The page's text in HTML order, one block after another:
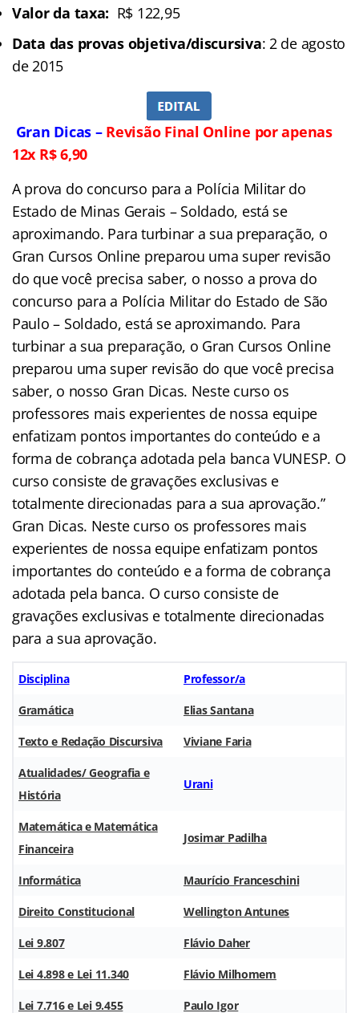
Valor da taxa: R$ 122,95
Data das provas objetiva/discursiva: 2 de agosto
de 2015
Gran Dicas –Revisão Final Online por apenas
12x R$ 6,90
A prova do concurso para a Polícia Militar do
Estado de Minas Gerais – Soldado, está se
aproximando. Para turbinar a sua preparação, o
Gran Cursos Online preparou uma super revisão
do que você precisa saber, o nosso a prova do
concurso para a Polícia Militar do Estado de São
Paulo – Soldado, está se aproximando. Para
turbinar a sua preparação, o Gran Cursos Online
preparou uma super revisão do que você precisa
saber, o nosso Gran Dicas. Neste curso os
professores mais experientes de nossa equipe
enfatizam pontos importantes do conteúdo e a
forma de cobrança adotada pela banca VUNESP. O
curso consiste de gravações exclusivas e
totalmente direcionadas para a sua aprovação.”
Gran Dicas. Neste curso os professores mais
experientes de nossa equipe enfatizam pontos
importantes do conteúdo e a forma de cobrança
adotada pela banca. O curso consiste de
gravações exclusivas e totalmente direcionadas
para a sua aprovação.
Disciplina Professor/a
Gramática Elias Santana
Texto e Redação Discursiva Viviane Faria
Atualidades/ Geografia e
História
Urani
Matemática e Matemática
Financeira
Josimar Padilha
Informática Maurício Franceschini
Direito Constitucional Wellington Antunes
Lei 9.807 Flávio Daher
Lei 4.898 e Lei 11.340 Flávio Milhomem
Lei 7.716 e Lei 9.455 Paulo Igor